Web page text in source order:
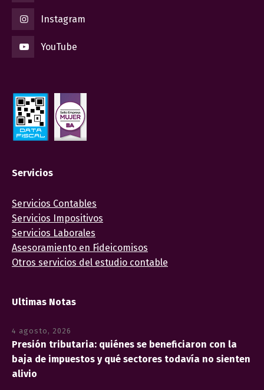
Instagram
YouTube
Servicios
Servicios Contables
Servicios Impositivos
Servicios Laborales
Asesoramiento en Fideicomisos
Otros servicios del estudio contable
Ultimas Notas
4 agosto, 2026
Presión tributaria: quiénes se beneficiaron con la
baja de impuestos y qué sectores todavía no sienten
alivio